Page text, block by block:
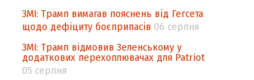
ЗМІ: Трамп вимагав пояснень від Гегсета
щодо дефіциту боєприпасів 06 серпня
ЗМІ: Трамп відмовив Зеленському у
додаткових перехоплювачах для Patriot
05 серпня